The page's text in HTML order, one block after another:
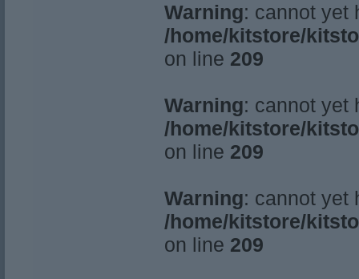
Warning: cannot yet
/home/kitstore/
on line 209
Warning: cannot yet
/home/kitstore/
on line 209
Warning: cannot yet
/home/kitstore/
on line 209